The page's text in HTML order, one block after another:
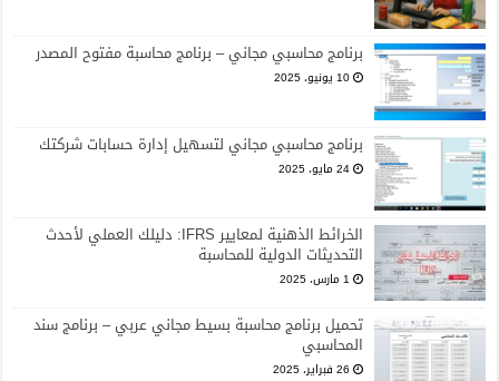
برنامج محاسبي مجاني – برنامج محاسبة مفتوح المصدر
10 يونيو، 2025
برنامج محاسبي مجاني لتسهيل إدارة حسابات شركتك
24 مايو، 2025
الخرائط الذهنية لمعايير IFRS: دليلك العملي لأحدث
التحديثات الدولية للمحاسبة
1 مارس، 2025
تحميل برنامج محاسبة بسيط مجاني عربي – برنامج سند
المحاسبي
26 فبراير، 2025